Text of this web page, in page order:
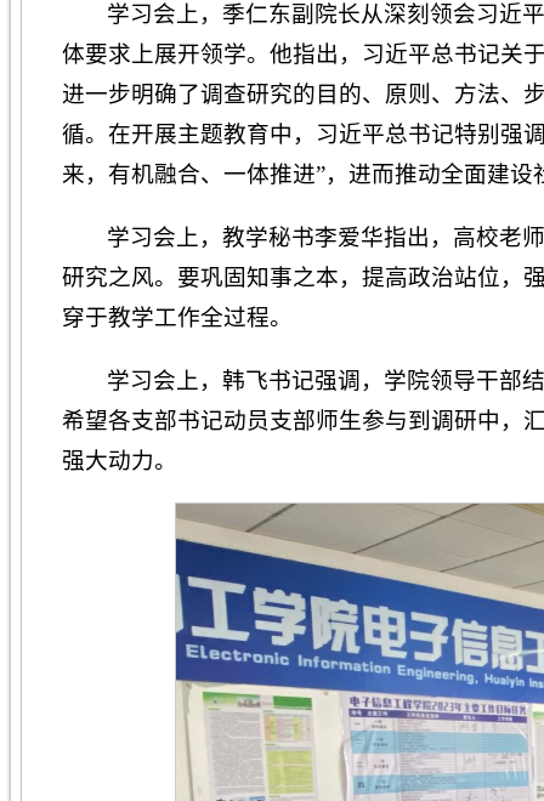
学习会上，季仁东副院长从深刻领会习近
体要求上展开领学。他指出，习近平总书记关
进一步明确了调查研究的目的、原则、方法、
循。在开展主题教育中，习近平总书记特别强
来，有机融合、一体推进”，进而推动全面建
学习会上，教学秘书李爱华指出，高校老
研究之风。要巩固知事之本，提高政治站位，
穿于教学工作全过程。
学习会上，韩飞书记强调，学院领导干部
希望各支部书记动员支部师生参与到调研中，
强大动力。